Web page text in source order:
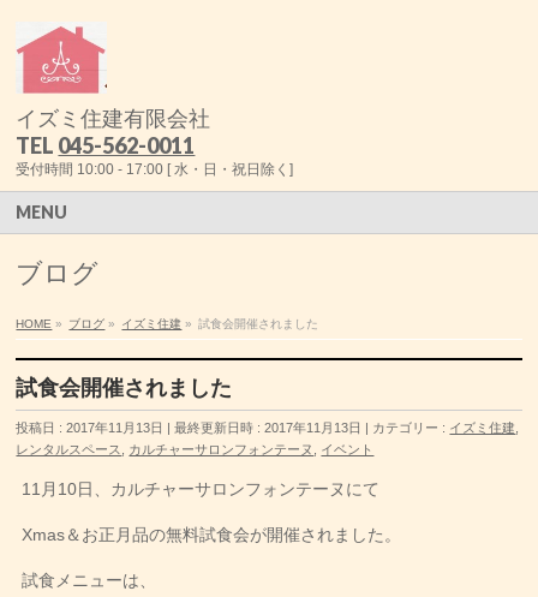
イズミ住建有限会社
TEL 045-562-0011
受付時間 10:00 - 17:00 [ 水・日・祝日除く]
MENU
ブログ
HOME » ブログ » イズミ住建 » 試食会開催されました
試食会開催されました
投稿日 : 2017年11月13日 最終更新日時 : 2017年11月13日 カテゴリー : イズミ住建
レンタルスペース
カルチャーサロンフォンテーヌ イベント
11月10日、カルチャーサロンフォンテーヌにて
Xmas＆お正月品の無料試食会が開催されました。
試食メニューは、